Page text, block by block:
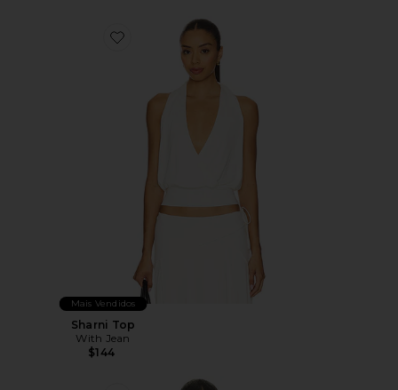
Favorite Sharni Top
Mais Vendidos
Sharni Top
With Jean
$144